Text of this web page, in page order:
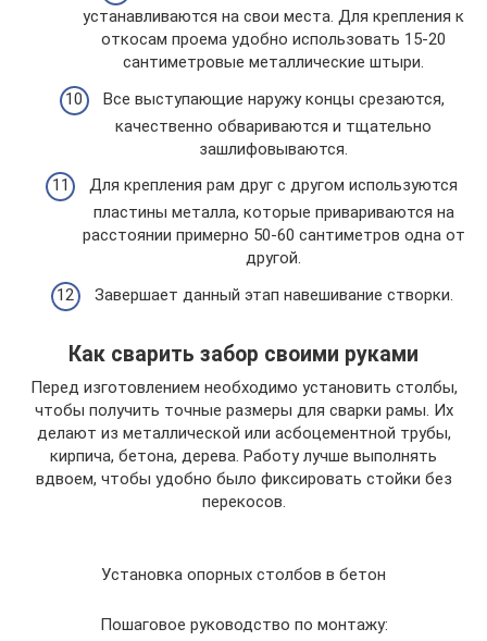
устанавливаются на свои места. Для крепления к
откосам проема удобно использовать 15-20
сантиметровые металлические штыри.
Все выступающие наружу концы срезаются,
качественно обвариваются и тщательно
зашлифовываются.
Для крепления рам друг с другом используются
пластины металла, которые привариваются на
расстоянии примерно 50-60 сантиметров одна от
другой.
Завершает данный этап навешивание створки.
Как сварить забор своими руками
Перед изготовлением необходимо установить столбы,
чтобы получить точные размеры для сварки рамы. Их
делают из металлической или асбоцементной трубы,
кирпича, бетона, дерева. Работу лучше выполнять
вдвоем, чтобы удобно было фиксировать стойки без
перекосов.
Установка опорных столбов в бетон
Пошаговое руководство по монтажу: